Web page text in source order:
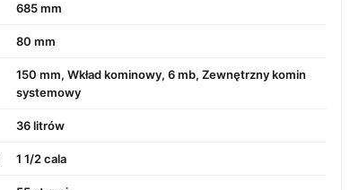
685 mm
80 mm
150 mm, Wkład kominowy, 6 mb, Zewnętrzny komin
systemowy
36 litrów
1 1/2 cala